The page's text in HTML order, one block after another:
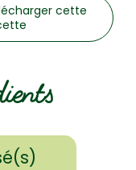
cette